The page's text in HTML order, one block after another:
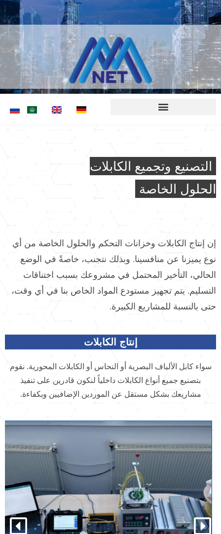
التصنيع وتجميع الكابلات
الحلول الخاصة
إن إنتاج الكابلات وخزانات التحكم والحلول الخاصة من أي
نوع يميزنا عن منافسينا. وبذلك نتجنب، خاصةً في الوضع
الحالي، التأخير المحتمل في مشروعك بسبب اختناقات
التسليم. يتم تجهيز مستودع المواد الخاص بنا في أي وقت،
حتى بالنسبة للمشاريع الكبيرة.
إنتاج الكابلات
سواء كابل الألياف البصرية أو النحاس أو الكابلات المحورية. نقوم
بتصنيع جميع أنواع الكابلات داخلياً لنكون قادرين على تنفيذ
مشاريعك بشكل مستقل عن الموردين الإضافيين وبكفاءة.